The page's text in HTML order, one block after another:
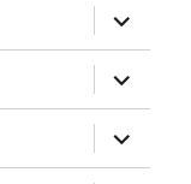
öffnen
öffnen
öffnen